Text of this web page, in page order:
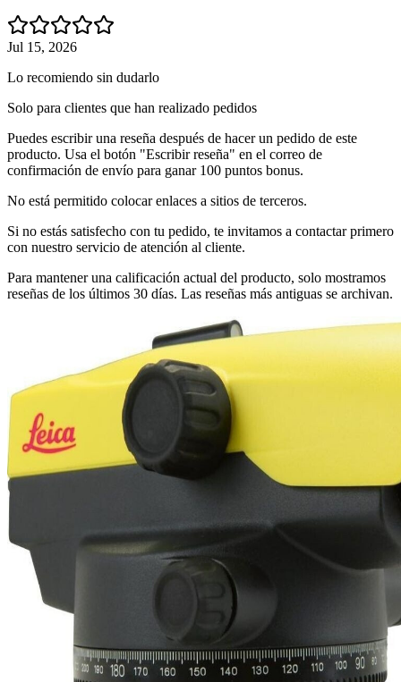
Jul 15, 2026
Lo recomiendo sin dudarlo
Solo para clientes que han realizado pedidos
Puedes escribir una reseña después de hacer un pedido de este
producto. Usa el botón "Escribir reseña" en el correo de
confirmación de envío para ganar 100 puntos bonus.
No está permitido colocar enlaces a sitios de terceros.
Si no estás satisfecho con tu pedido, te invitamos a contactar primero
con nuestro servicio de atención al cliente.
Para mantener una calificación actual del producto, solo mostramos
reseñas de los últimos 30 días. Las reseñas más antiguas se archivan.